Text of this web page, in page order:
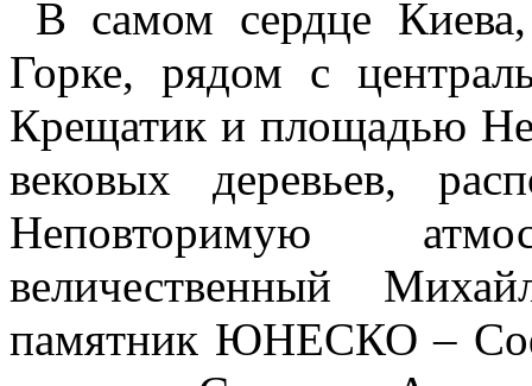
В самом сердце
Горке, рядом с
Крещатик и площадью
вековых деревьев,
Неповторимую
величественный
памятник ЮНЕСКО –